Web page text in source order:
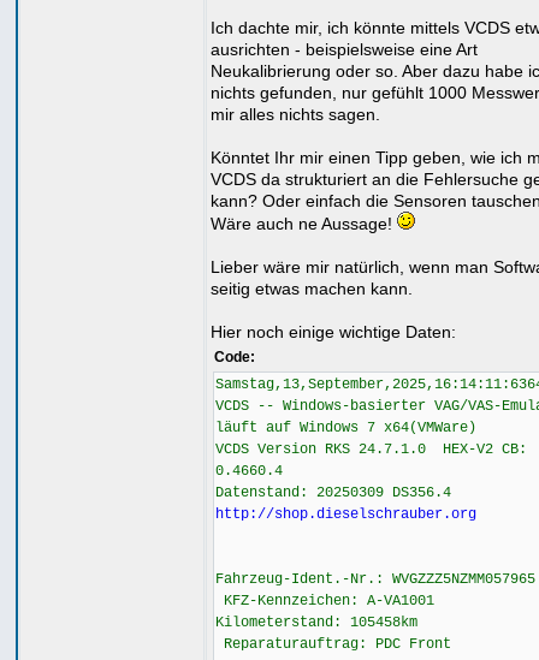
Ich dachte mir, ich könnte mittels VCDS
ausrichten - beispielsweise eine Art
Neukalibrierung oder so. Aber dazu habe
nichts gefunden, nur gefühlt 1000
mir alles nichts sagen.
Könntet Ihr mir einen Tipp geben, wie ich
VCDS da strukturiert an die Fehlersuche
kann? Oder einfach die Sensoren
Wäre auch ne Aussage!
Lieber wäre mir natürlich, wenn man
seitig etwas machen kann.
Hier noch einige wichtige Daten:
Code:
VCDS -- Windows-basierter VAG/VAS-
läuft auf Windows 7 x64(VMWare)
VCDS Version RKS 24.7.1.0 HEX-V2 CB:
0.4660.4
Datenstand: 20250309 DS356.4
http://shop.dieselschrauber.org
Fahrzeug-Ident.-Nr.:
KFZ-Kennzeichen: A-VA1001
Kilometerstand: 105458km
Reparaturauftrag: PDC Front